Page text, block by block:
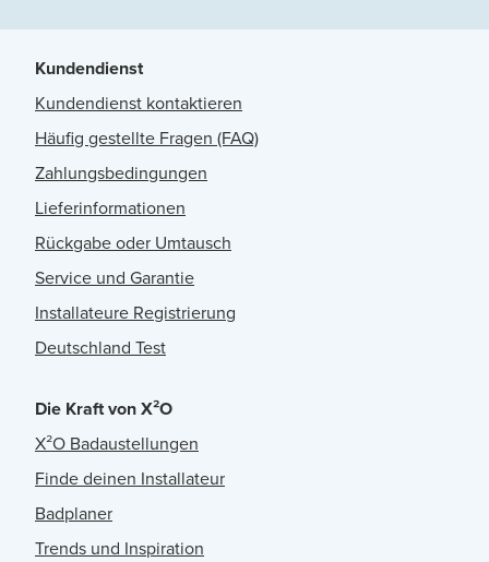
Kundendienst
Kundendienst kontaktieren
Häufig gestellte Fragen (FAQ)
Zahlungsbedingungen
Lieferinformationen
Rückgabe oder Umtausch
Service und Garantie
Installateure Registrierung
Deutschland Test
Die Kraft von X²O
X²O Badaustellungen
Finde deinen Installateur
Badplaner
Trends und Inspiration